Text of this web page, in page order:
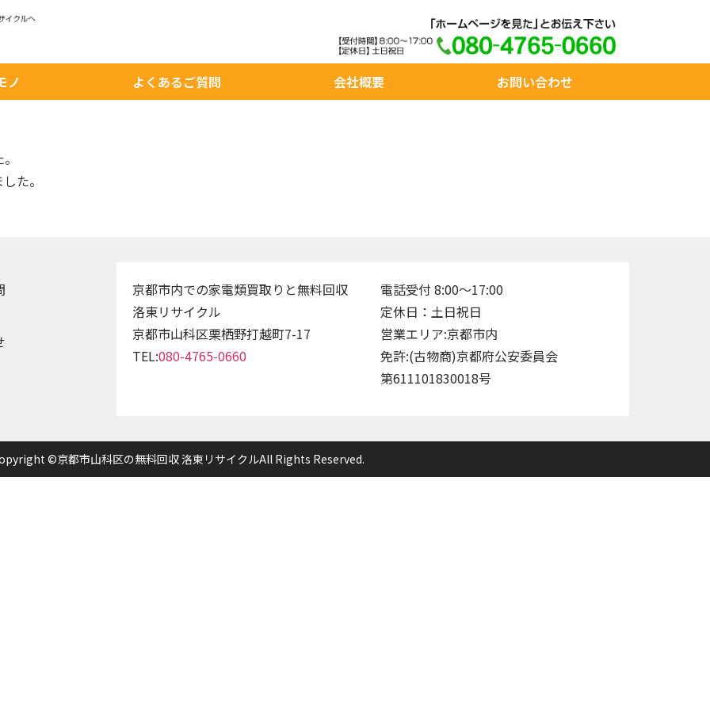
ノ よくあるご質問 会社概要 お問い合わせ
た。
京都市内での家電類買取りと無料回収
洛東リサイクル
京都市山科区栗栖野打越町7-17
TEL:080-4765-0660
電話受付 8:00～17:00
定休日：土日祝日
営業エリア:京都市内
免許:(古物商)京都府公安委員会
第611101830018号
©京都市山科区の無料回収 洛東リサイクルAll Rights Reserved.